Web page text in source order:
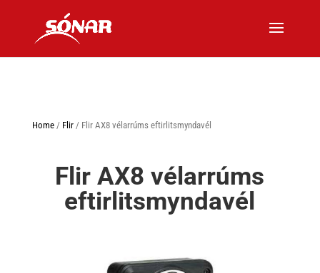
Home/ Flir/ Flir AX8 vélarrúms eftirlitsmyndavél
Flir AX8 vélarrúms
eftirlitsmyndavél